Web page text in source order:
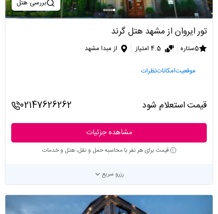
بررسی هتل
تور ایروان از مشهد هتل گرند
5ستاره 4.5 امتیاز از مبدا مشهد
موقعیتامکاناتنظرات
قیمت استعلام شود 02147626262
مشاهده جزئیات
قیمت برای هر نفر با محاسبه حمل و نقل، هتل و خدمات
رزرو سریع